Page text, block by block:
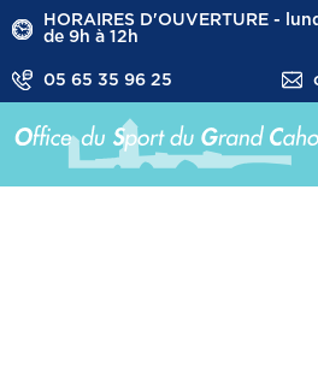
HORAIRES D'OUVERTURE -
de 9h à 12h
05 65 35 96 25